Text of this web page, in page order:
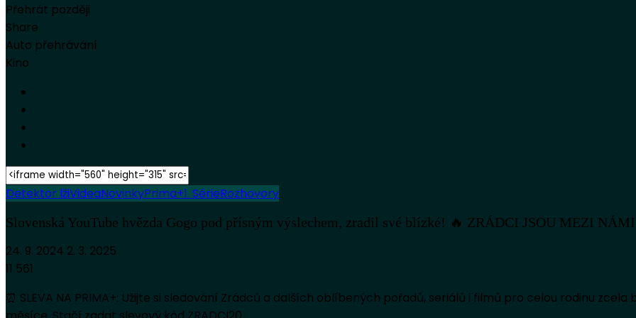
Přehrát později
Share
Auto přehrávání
Kino
Detektor lžiVideaNovinkyPrima+1. SérieRozhovory
Slovenská YouTube hvězda Gogo pod přísným výslechem, zradil své blízké! 🔥 ZRÁDCI JSOU MEZI NÁMI
24. 9. 2024 2. 3. 2025
11 561
⏰ SLEVA NA PRIMA+: Užijte si sledování Zrádců a dalších oblíbených pořadů, seriálů i filmů pro celou rodinu